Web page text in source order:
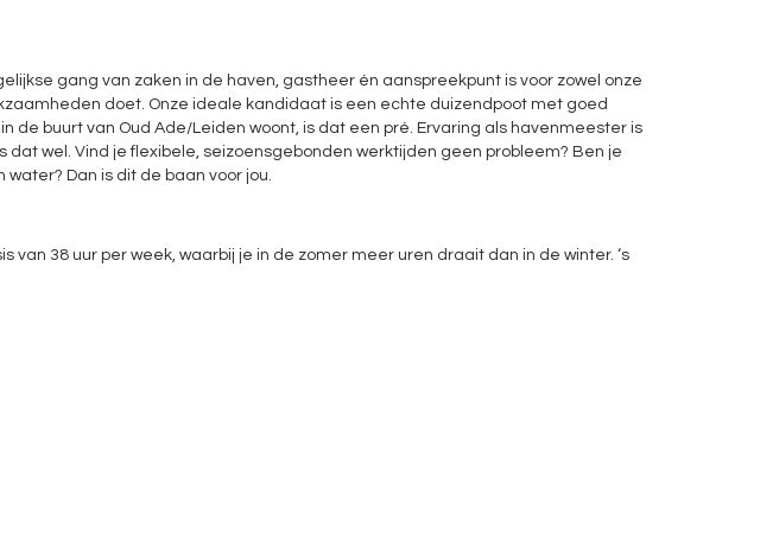
gang van zaken in de haven, gastheer én aanspreekpunt is voor zowel onze
doet. Onze ideale kandidaat is een echte duizendpoot met goed
de buurt van Oud Ade/Leiden woont, is dat een pré. Ervaring als havenmeester is
wel. Vind je flexibele, seizoensgebonden werktijden geen probleem? Ben je
Dan is dit de baan voor jou.
38 uur per week, waarbij je in de zomer meer uren draait dan in de winter. ‘s